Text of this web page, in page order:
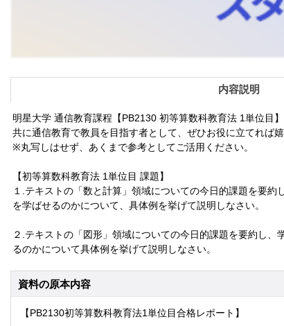
内容説明
明星大学 通信教育課程【PB2130 初等算数科教育法 1単位目
共に通信教育で教員を目指す者として、ぜひお役に立てれば嬉
※丸写しはせず、あくまで参考としてご活用ください。
【初等算数科教育法 1単位目 課題】
１.テキストの「数と計算」領域についての今日的課題を要
を学ばせるのかについて、具体例を挙げて説明しなさい。
２.テキストの「図形」領域についての今日的課題を要約し
るのかについて具体例を挙げて説明しなさい。
資料の原本内容
【PB2130初等算数科教育法1単位目合格レポート】